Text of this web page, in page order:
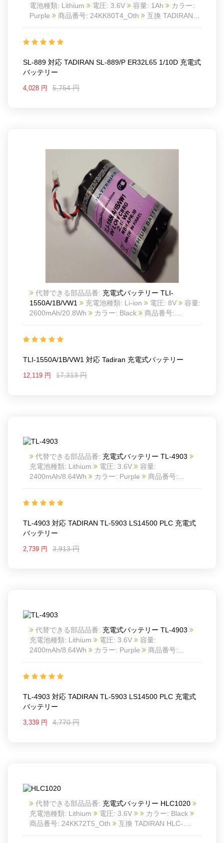
電池種類: Lithium
電圧: 3.6V 容量: 1Ah
カラー:
Purple
商品番号: 24KK80T4_Oth
互換 TADIRAN
1/10D
SL-889 対応 TADIRAN SL-889/P ER32L65 1/10D 充電式
バッテリー
4,028 円 5,754 円
代替できる部品品番: 充電式バッテリー TLI-
1550A/1B/VW1
充電池種類: Li-ion 電圧: 8V
2600mAh/20.8Wh
カラー: Black
商品番号:
TLI-1550A/1B/VW1 対応 Tadiran 充電式バッテリー
12,119 円 17,313 円
代替できる部品品番: 充電式バッテリー TL-4903
充電池種類: Lithium
電圧: 3.6V
2400mAh/8.64Wh
カラー: Purple
商品番号:
TADIRAN TL-5903 LS14500 PLC
TL-4903 対応 TADIRAN TL-5903 LS14500 PLC 充電式
バッテリー
2,739 円 3,913 円
代替できる部品品番: 充電式バッテリー TL-4903
充電池種類: Lithium
電圧: 3.6V
2400mAh/8.64Wh
カラー: Purple
商品番号:
TADIRAN TL-5903 LS14500 PLC
TL-4903 対応 TADIRAN TL-5903 LS14500 PLC 充電式
バッテリー
3,339 円 4,770 円
代替できる部品品番: 充電式バッテリー HLC1020
充電池種類: Lithium
電圧: 3.6V
カラー: Black
商品番号: 24KK72T5_Oth
互換 TADIRAN HLC-